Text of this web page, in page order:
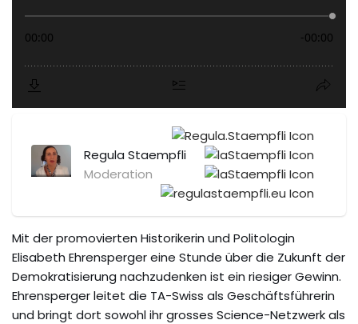
Regula Staempfli
Moderation
Mit der promovierten Historikerin und Politologin
Elisabeth Ehrensperger eine Stunde über die Zukunft der
Demokratisierung nachzudenken ist ein riesiger Gewinn.
Ehrensperger leitet die TA-Swiss als Geschäftsführerin
und bringt dort sowohl ihr grosses Science-Netzwerk als